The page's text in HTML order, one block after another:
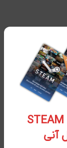
STEAM